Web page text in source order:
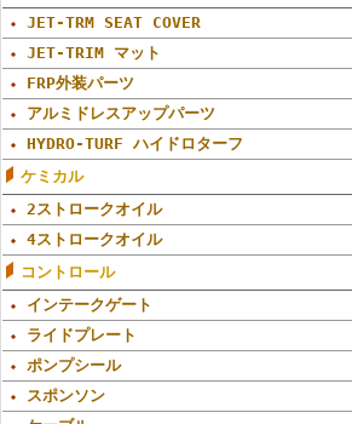
JET-TRM SEAT COVER
JET-TRIM マット
FRP外装パーツ
アルミドレスアップパーツ
HYDRO-TURF ハイドロターフ
ケミカル
2ストロークオイル
4ストロークオイル
コントロール
インテークゲート
ライドプレート
ポンプシール
スポンソン